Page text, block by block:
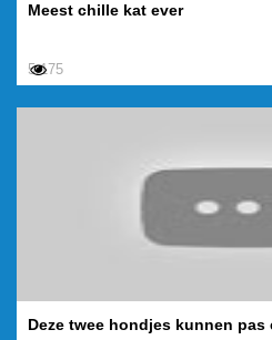
Meest chille kat ever
5.175
Deze twee hondjes kunnen